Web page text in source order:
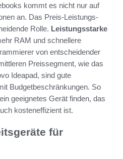
kommt es nicht nur auf
an. Das Preis-Leistungs-
Rolle. Leistungsstarke
RAM und schnellere
von entscheidender
Preissegment, wie das
Ideapad, sind gute
Budgetbeschränkungen. So
geeignetes Gerät finden, das
kosteneffizient ist.
für